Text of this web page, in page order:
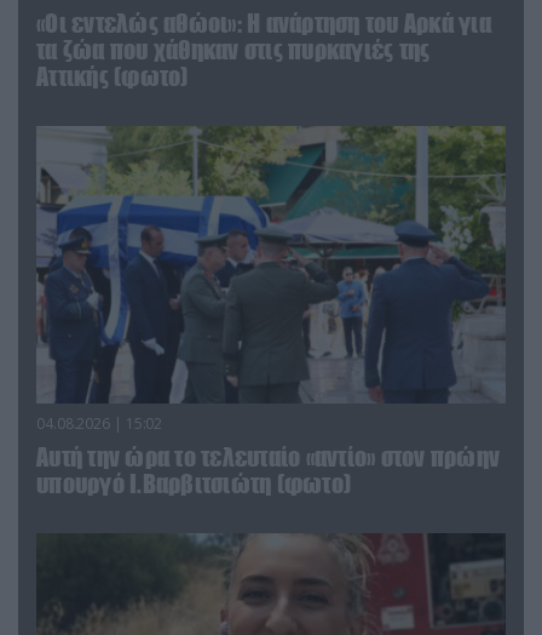
«Οι εντελώς αθώοι»: Η ανάρτηση του Αρκά για
τα ζώα που χάθηκαν στις πυρκαγιές της
Αττικής (φωτο)
04.08.2026 | 15:02
Αυτή την ώρα το τελευταίο «αντίο» στον πρώην
υπουργό Ι.Βαρβιτσιώτη (φωτο)